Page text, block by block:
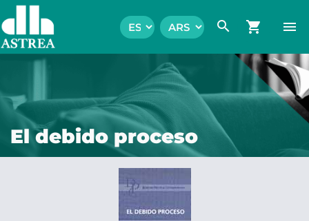
search shopping_cart menu
El debido proceso